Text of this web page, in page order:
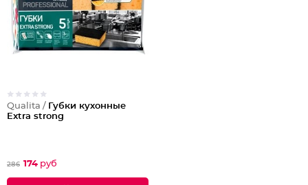
Qualita / Губки кухонные
Extra strong
286 174 руб